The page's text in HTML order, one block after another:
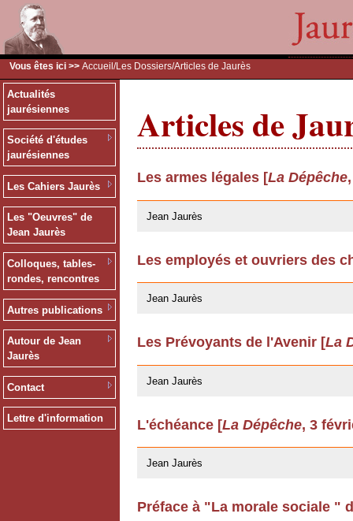
Vous êtes ici >> Accueil /Les Dossiers/Articles de Jaurès
Actualités
jaurésiennes
Société d'études
jaurésiennes
Les Cahiers Jaurès
Les "Oeuvres" de
Jean Jaurès
Colloques, tables-
rondes, rencontres
Autres publications
Autour de Jean
Jaurès
Contact
Lettre d'information
Articles de
Les armes légales [La Dépêche
Jean Jaurès
Les employés et ouvriers des
Jean Jaurès
Les Prévoyants de l'Avenir [La
Jean Jaurès
L'échéance [La Dépêche, 3
Jean Jaurès
Préface à "La morale sociale "